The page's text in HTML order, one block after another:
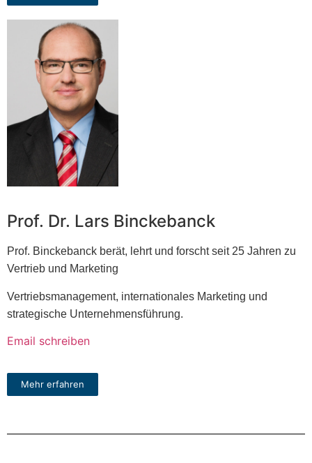
Prof. Dr. Lars Binckebanck
Prof. Binckebanck berät, lehrt und forscht seit 25 Jahren zu
Vertrieb und Marketing
Vertriebsmanagement, internationales Marketing und
strategische Unternehmensführung.
Email schreiben
Mehr erfahren